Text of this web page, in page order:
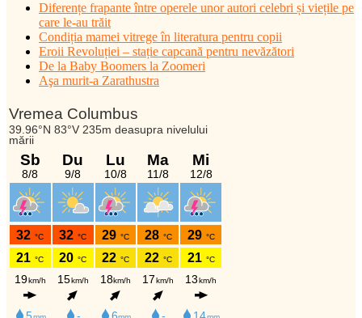
Diferențe frapante între operele unor autori celebri și viețile pe
care le-au trăit
Condiția mamei vitrege în literatura pentru copii
Eroii Revoluției – stație capcană pentru nevăzători
De la Baby Boomers la Zoomeri
Aşa murit-a Zarathustra